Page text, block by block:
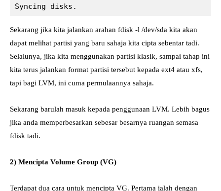
Syncing disks.
Sekarang jika kita jalankan arahan fdisk -l /dev/sda kita akan
dapat melihat partisi yang baru sahaja kita cipta sebentar tadi.
Selalunya, jika kita menggunakan partisi klasik, sampai tahap ini
kita terus jalankan format partisi tersebut kepada ext4 atau xfs,
tapi bagi LVM, ini cuma permulaannya sahaja.
Sekarang barulah masuk kepada penggunaan LVM. Lebih bagus
jika anda memperbesarkan sebesar besarnya ruangan semasa
fdisk tadi.
2) Mencipta Volume Group (VG)
Terdapat dua cara untuk mencipta VG. Pertama ialah dengan